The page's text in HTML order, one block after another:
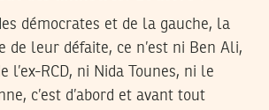
démocrates et de la gauche, la
de leur défaite, ce n’est ni Ben Ali,
l’ex-RCD, ni Nida Tounes, ni le
c’est d’abord et avant tout